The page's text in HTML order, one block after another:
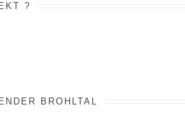
?
BROHLTAL